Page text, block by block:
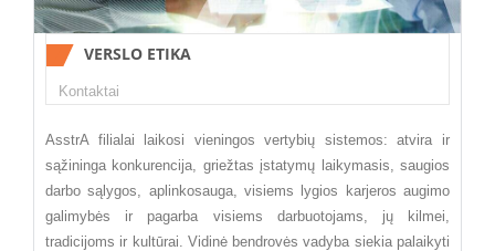
VERSLO ETIKA
Kontaktai
AsstrA filialai laikosi vieningos vertybių sistemos: atvira ir
sąžininga konkurencija, griežtas įstatymų laikymasis, saugios
darbo sąlygos, aplinkosauga, visiems lygios karjeros augimo
galimybės ir pagarba visiems darbuotojams, jų kilmei,
tradicijoms ir kultūrai. Vidinė bendrovės vadyba siekia palaikyti